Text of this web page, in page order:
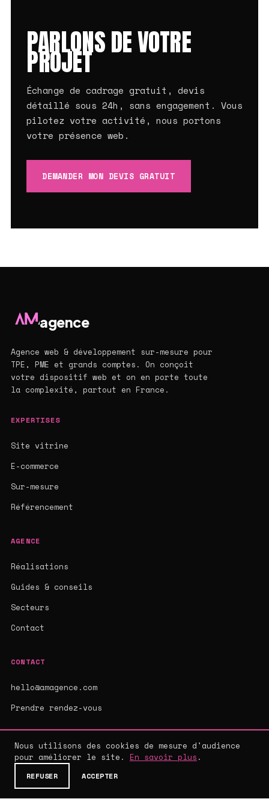
PARLONS DE VOTRE
PROJET
Échange de cadrage gratuit, devis
détaillé sous 24h, sans engagement. Vous
pilotez votre activité, nous portons
votre présence web.
DEMANDER MON DEVIS GRATUIT
agence
Agence web & développement sur-mesure pour
TPE, PME et grands comptes. On conçoit
votre dispositif web et on en porte toute
la complexité, partout en France.
EXPERTISES
Site vitrine
E-commerce
Sur-mesure
Référencement
AGENCE
Réalisations
Guides & conseils
Secteurs
Contact
CONTACT
hello@amagence.com
Prendre rendez-vous
© 2026 AMAGENCE - AGENCE WEB SUR-MESURE
MENTIONS LÉGALES ·CGV·
Nous utilisons des cookies de mesure d'audience
pour améliorer le site. En savoir plus .
REFUSER ACCEPTER